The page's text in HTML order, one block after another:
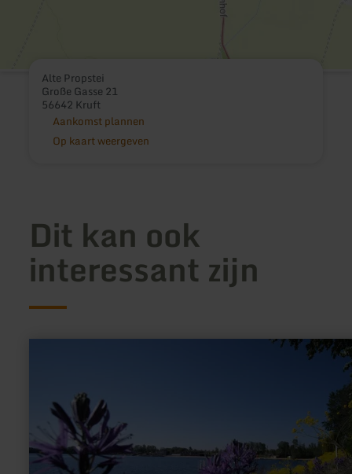
Alte Propstei
Große Gasse 21
56642 Kruft
Aankomst plannen
Op kaart weergeven
Dit kan ook
interessant zijn